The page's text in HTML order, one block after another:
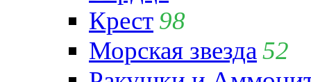
Крест 98
Морская звезда 52